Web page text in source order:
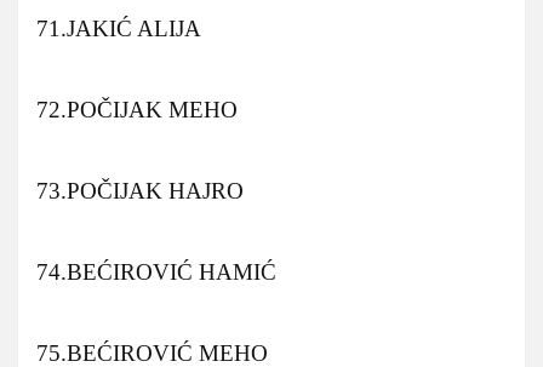
71.JAKIĆ ALIJA
72.POČIJAK MEHO
73.POČIJAK HAJRO
74.BEĆIROVIĆ HAMIĆ
75.BEĆIROVIĆ MEHO